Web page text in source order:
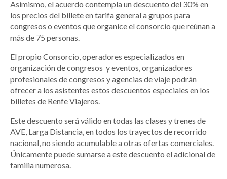
Asimismo, el acuerdo contempla un descuento del 30% en
los precios del billete en tarifa general a grupos para
congresos o eventos que organice el consorcio que reúnan a
más de 75 personas.
El propio Consorcio, operadores especializados en
organización de congresos y eventos, organizadores
profesionales de congresos y agencias de viaje podrán
ofrecer a los asistentes estos descuentos especiales en los
billetes de Renfe Viajeros.
Este descuento será válido en todas las clases y trenes de
AVE, Larga Distancia, en todos los trayectos de recorrido
nacional, no siendo acumulable a otras ofertas comerciales.
Únicamente puede sumarse a este descuento el adicional de
familia numerosa.